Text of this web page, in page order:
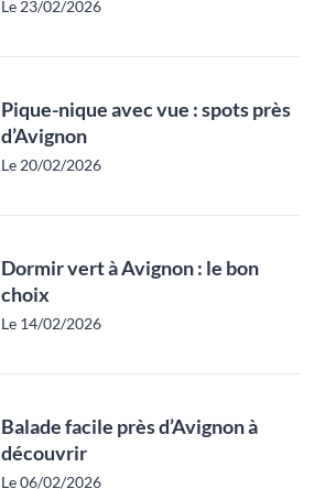
Le 23/02/2026
Pique-nique avec vue : spots près
d’Avignon
Le 20/02/2026
Dormir vert à Avignon : le bon
choix
Le 14/02/2026
Balade facile près d’Avignon à
découvrir
Le 06/02/2026